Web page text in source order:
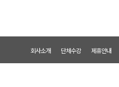
회사소개 단체수강 제휴안내